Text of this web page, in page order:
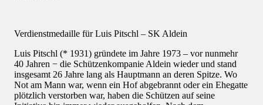
Verdienstmedaille für Luis Pitschl – SK Aldein
Luis Pitschl (* 1931) gründete im Jahre 1973 – vor nunmehr
40 Jahren − die Schützenkompanie Aldein wieder und stand
insgesamt 26 Jahre lang als Hauptmann an deren Spitze. Wo
Not am Mann war, wenn ein Hof abgebrannt oder ein Ehegatte
plötzlich verstorben war, haben die Schützen auf seine